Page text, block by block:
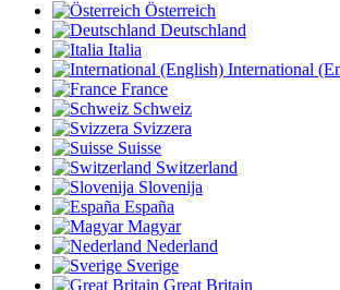
Österreich
Deutschland
Italia
International
France
Schweiz
Svizzera
Suisse
Switzerland
Slovenija
España
Magyar
Nederland
Sverige
Great Britain